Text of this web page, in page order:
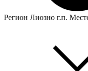
Регион Лиозно г.п.